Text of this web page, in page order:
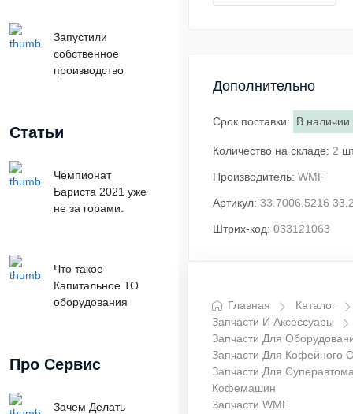
Запустили
собственное
производство
Статьи
Чемпионат
Бариста 2021 уже
не за горами.
Что такое
Капитальное ТО
оборудования
Про Сервис
Зачем Делать
Дополнительно
Срок поставки: В наличии
Количество на складе: 2
Производитель: WMF
Артикул: 33.7006.5216
Штрих-код: 033121063
Главная
Каталог
Запчасти И Аксессуары
Запчасти Для
Запчасти Для Кофейного
Запчасти Для
Кофемашин
Запчасти WMF